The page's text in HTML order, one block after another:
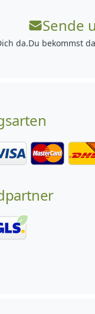
da.
Sende
Du bekommst